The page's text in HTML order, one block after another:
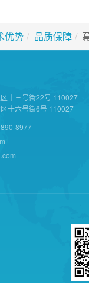
优势 品质保障
十三号街22号 110027
十六号街6号 110027
8977